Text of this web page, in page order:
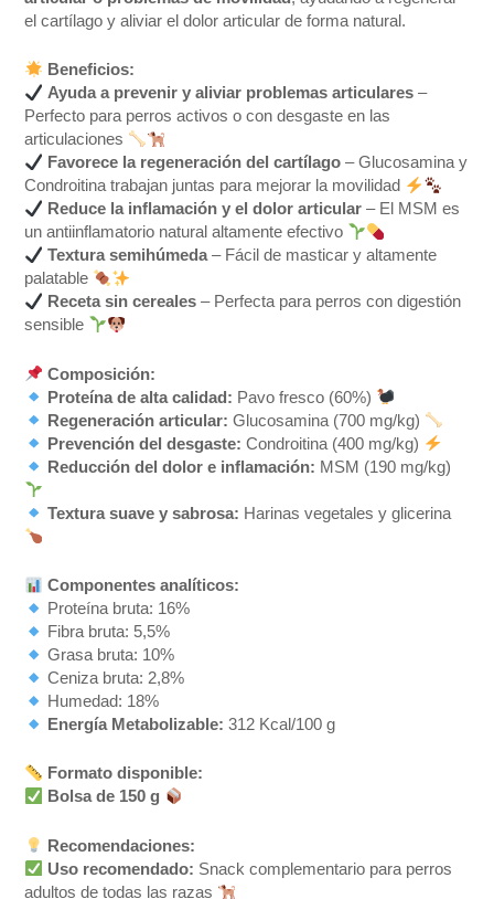
el cartílago y aliviar el dolor articular de forma natural.
Beneficios:
Ayuda a prevenir y aliviar problemas articulares –
Perfecto para perros activos o con desgaste en las
articulaciones
Favorece la regeneración del cartílago – Glucosamina y
Condroitina trabajan juntas para mejorar la movilidad
Reduce la inflamación y el dolor articular – El MSM es
un antiinflamatorio natural altamente efectivo
Textura semihúmeda– Fácil de masticar y altamente
palatable
Receta sin cereales – Perfecta para perros con digestión
sensible
Composición:
Proteína de alta calidad: Pavo fresco (60%)
Regeneración articular: Glucosamina (700 mg/kg)
Prevención del desgaste: Condroitina (400 mg/kg)
Reducción del dolor e inflamación: MSM (190 mg/kg)
Textura suave y sabrosa: Harinas vegetales y glicerina
Componentes analíticos:
Proteína bruta: 16%
Fibra bruta: 5,5%
Grasa bruta: 10%
Ceniza bruta: 2,8%
Humedad: 18%
Energía Metabolizable: 312 Kcal/100 g
Formato disponible:
Bolsa de 150 g
Recomendaciones:
Uso recomendado: Snack complementario para perros
adultos de todas las razas